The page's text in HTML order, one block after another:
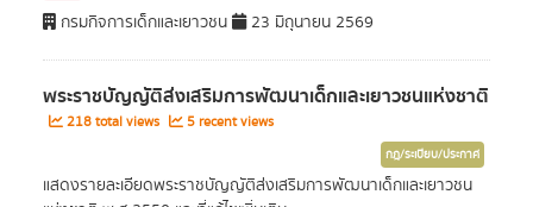
กรมกิจการเด็กและเยาวชน 23 มิถุนายน 2569
พระราชบัญญัติส่งเสริมการพัฒนาเด็กและเยาวชนแห่งชาติ
218 total views 5 recent views
กฎ/ระเบียบ/ประกาศ
แสดงรายละเอียดพระราชบัญญัติส่งเสริมการพัฒนาเด็กและเยาวชน